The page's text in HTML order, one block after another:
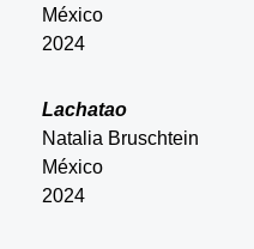
México
2024
Lachatao
Natalia Bruschtein
México
2024